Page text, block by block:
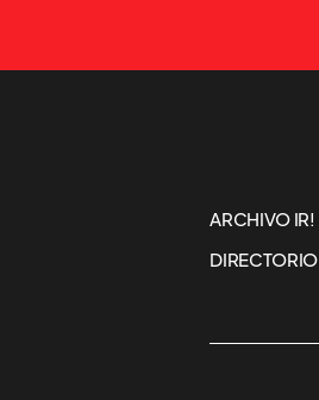
ARCHIVO IR!
DIRECTORIO